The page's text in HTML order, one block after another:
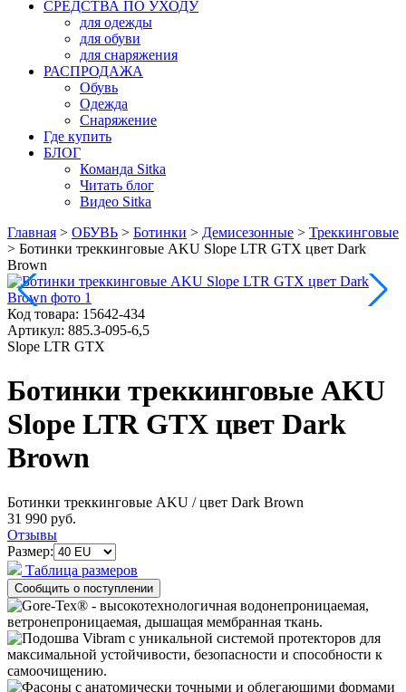
СРЕДСТВА ПО УХОДУ
для одежды
для обуви
для снаряжения
РАСПРОДАЖА
Обувь
Одежда
Снаряжение
Где купить
БЛОГ
Команда Sitka
Читать блог
Видео Sitka
Главная > ОБУВЬ > Ботинки > Демисезонные > Треккинговые
> Ботинки треккинговые AKU Slope LTR GTX цвет Dark
Brown
Код товара: 15642-434
Артикул: 885.3-095-6,5
Slope LTR GTX
Ботинки треккинговые AKU
Slope LTR GTX цвет Dark
Brown
Ботинки треккинговые AKU / цвет Dark Brown
31 990 руб.
Отзывы
Размер:
Таблица размеров